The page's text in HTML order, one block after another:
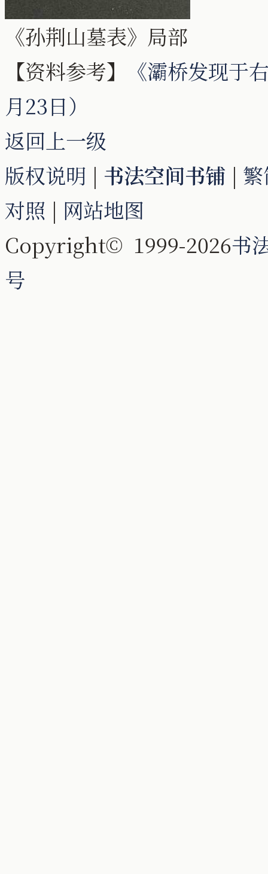
《孙荆山墓表》局部
【资料参考】
《灞桥发现于
月23日）
返回上一级
版权说明 | 书法空间书铺 |
对照 | 网站地图
Copyright© 1999-2026书
号